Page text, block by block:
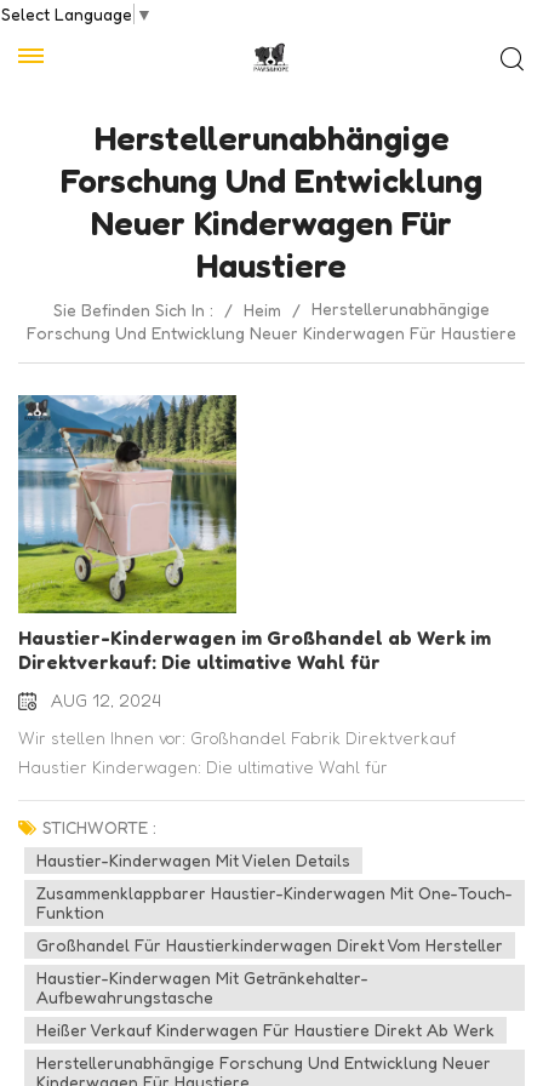
Select Language ▼
Herstellerunabhängige
Forschung Und Entwicklung
Neuer Kinderwagen Für
Haustiere
Sie Befinden Sich In : / Heim / Herstellerunabhängige
Forschung Und Entwicklung Neuer Kinderwagen Für Haustiere
Haustier-Kinderwagen im Großhandel ab Werk im
Direktverkauf: Die ultimative Wahl für
Tierliebhaber!
AUG 12, 2024
Wir stellen Ihnen vor: Großhandel Fabrik Direktverkauf
Haustier Kinderwagen: Die ultimative Wahl für
Tierliebhaber! Sind Sie es leid, Ihren pelzigen Freund zu
Hause zu lassen, während Sie die Natur genießen? Suchen Sie
nicht weiter! Unser Haustier-Kinderwagen im neuen Design ist
hier, um die perfekte Lösung zu bieten. Mit seinen innovativen
Funktionen und dem faltbaren Design bietet dieser
Haustierkinderwagen Komfort und Komfort für Sie und Ihr
geliebtes Haustier. Eines der herausragenden Merkmale
unseres Haustierkinderwagens ist sein detailreiches Design.
Wir verstehen die unterschiedlichen Bedürfnisse von
Haustierbesitzern und dieser Kinderwagen wird allen gerecht.
STICHWORTE :
Haustier-Kinderwagen Mit Vielen Details
Zusammenklappbarer Haustier-Kinderwagen Mit One-Touch-
Funktion
Großhandel Für Haustierkinderwagen Direkt Vom Hersteller
Haustier-Kinderwagen Mit Getränkehalter-
Aufbewahrungstasche
Heißer Verkauf Kinderwagen Für Haustiere Direkt Ab Werk
Herstellerunabhängige Forschung Und Entwicklung Neuer
Kinderwagen Für Haustiere